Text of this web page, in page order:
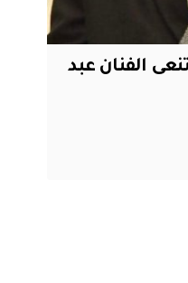
الفنان عبد